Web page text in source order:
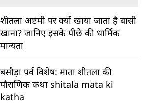
शीतला अष्टमी पर क्यों खाया जाता है बासी
खाना? जानिए इसके पीछे की धार्मिक
मान्यता
बसौड़ा पर्व विशेष: माता शीतला की
पौराणिक कथा shitala mata ki
katha